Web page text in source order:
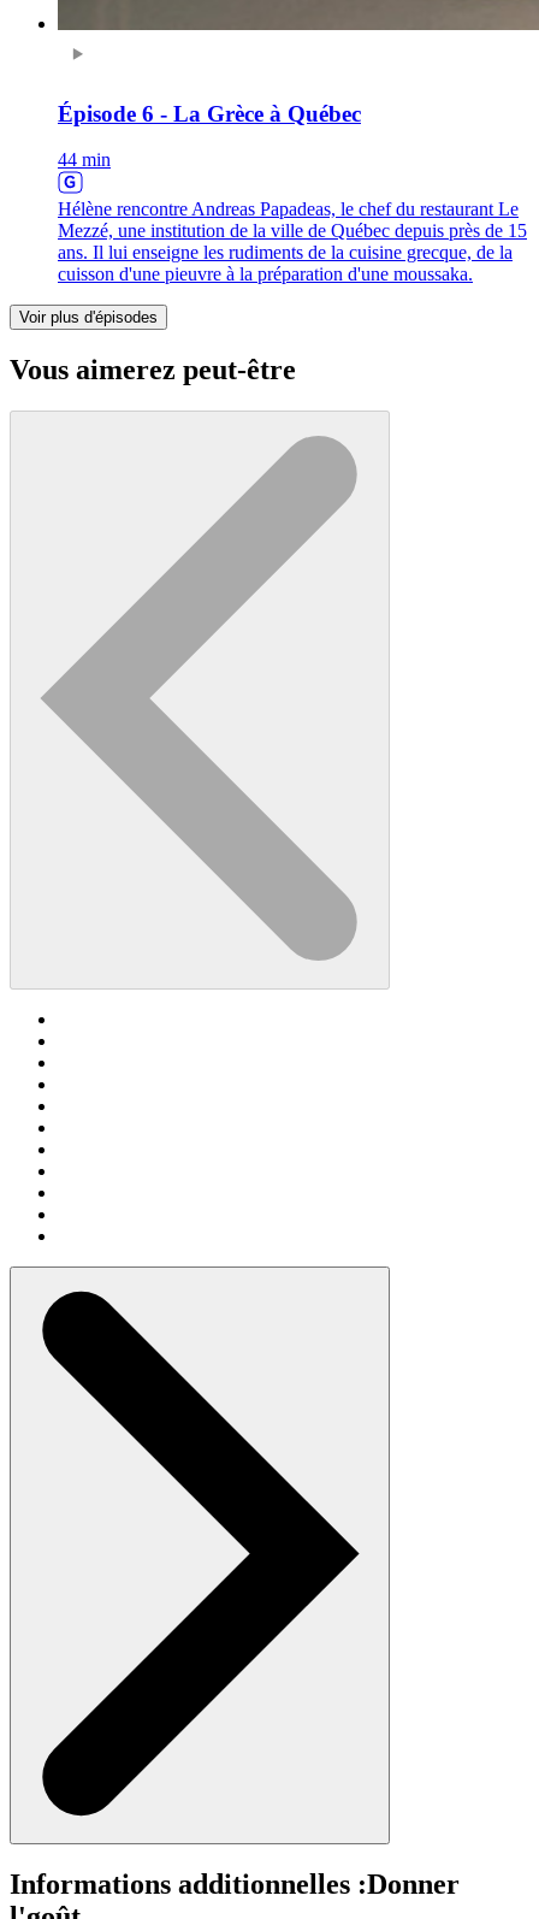
Épisode 6 - La Grèce à Québec
44 min
Hélène rencontre Andreas Papadeas, le chef du restaurant Le
Mezzé, une institution de la ville de Québec depuis près de 15
ans. Il lui enseigne les rudiments de la cuisine grecque, de la
cuisson d'une pieuvre à la préparation d'une moussaka.
Voir plus d'épisodes
Vous aimerez peut-être
Informations additionnelles :Donner